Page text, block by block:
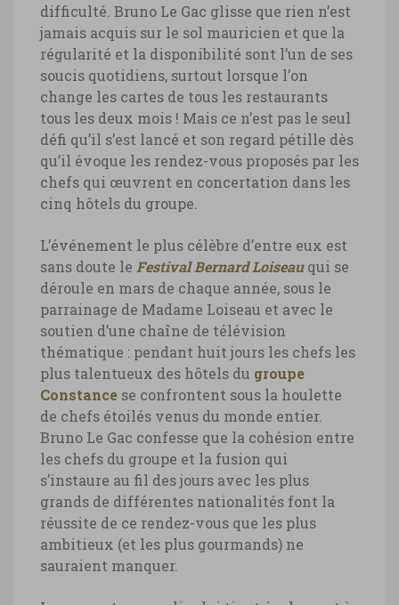
difficulté. Bruno Le Gac glisse que rien n’est
jamais acquis sur le sol mauricien et que la
régularité et la disponibilité sont l’un de ses
soucis quotidiens, surtout lorsque l’on
change les cartes de tous les restaurants
tous les deux mois ! Mais ce n’est pas le seul
défi qu’il s’est lancé et son regard pétille dès
qu’il évoque les rendez-vous proposés par les
chefs qui œuvrent en concertation dans les
cinq hôtels du groupe.
L’événement le plus célèbre d’entre eux est
sans doute le Festival Bernard Loiseauqui se
déroule en mars de chaque année, sous le
parrainage de Madame Loiseau et avec le
soutien d’une chaîne de télévision
thématique : pendant huit jours les chefs les
plus talentueux des hôtels du groupe
Constance se confrontent sous la houlette
de chefs étoilés venus du monde entier.
Bruno Le Gac confesse que la cohésion entre
les chefs du groupe et la fusion qui
s’instaure au fil des jours avec les plus
grands de différentes nationalités font la
réussite de ce rendez-vous que les plus
ambitieux (et les plus gourmands) ne
sauraient manquer.